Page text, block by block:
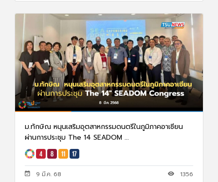
ม.ทักษิณ หนุนเสริมอุตสาหกรรมดนตรีในภูมิภาคอาเซียน
ผ่านการประชุม The 14 SEADOM ...
9 มี.ค. 68 1356